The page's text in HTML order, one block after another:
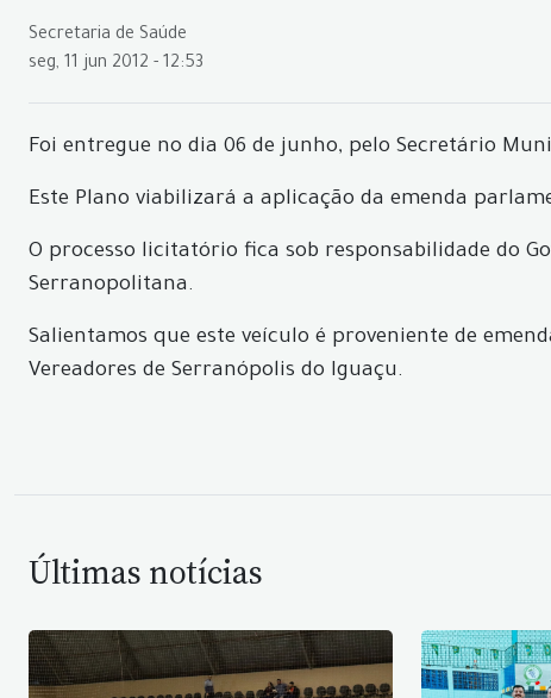
Secretaria de Saúde
seg, 11 jun 2012 - 12:53
Foi entregue no dia 06 de junho, pelo Secretário
Este Plano viabilizará a aplicação da emenda
O processo licitatório fica sob responsabilidade do
Serranopolitana.
Salientamos que este veículo é proveniente de
Vereadores de Serranópolis do Iguaçu.
Últimas notícias